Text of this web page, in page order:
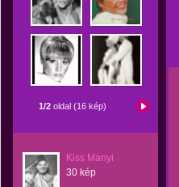
1/2 oldal (16 kép)
Kiss Manyi
30 kép